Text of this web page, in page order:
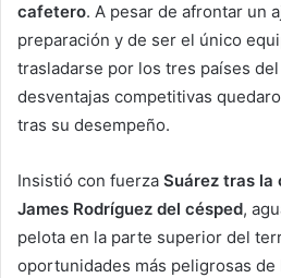
cafetero. A pesar de afrontar un
preparación y de ser el único
trasladarse por los tres países
desventajas competitivas
tras su desempeño.
Insistió con fuerza Suárez tras la
James Rodríguez del césped,
pelota en la parte superior del
oportunidades más peligrosas de